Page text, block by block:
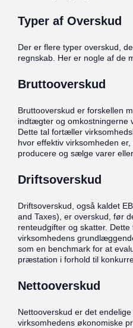
Typer af Overskud
Der er flere typer overskud,
regnskab. Her er nogle af de
Bruttooverskud
Bruttooverskud er forskellen
indtægter og omkostningerne
Dette tal fortæller
hvor effektiv virksomheden
producere og sælge varer
Driftsoverskud
Driftsoverskud, også kaldet
and Taxes), er overskud, før
renteudgifter og skatter.
virksomhedens
som en benchmark for at
præstation i forhold til
Nettooverskud
Nettooverskud er det
virksomhedens økonomiske